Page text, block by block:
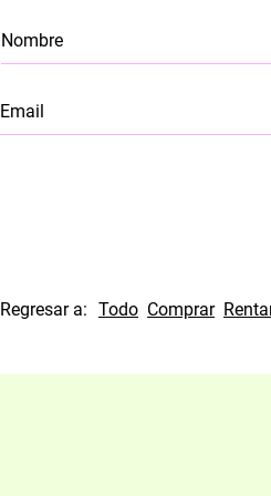
Regresar a: Todo Comprar